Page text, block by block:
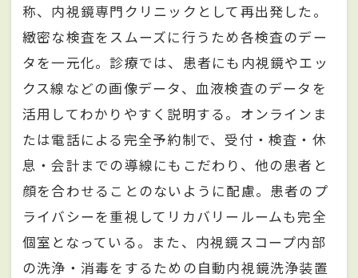
称、内視鏡専門クリニックとして再出発した。
緻密な検査をスムーズに行うため各検査のデー
タを一元化。診療では、患者にも内視鏡やエッ
クス線などの画像データ、血液検査のデータを
活用してわかりやすく説明する。オンラインま
たは電話による完全予約制で、受付・検査・休
息・会計までの導線にもこだわり、他の患者と
顔を合わせることのないように配慮。患者のプ
ライバシーを重視してリカバリールームも完全
個室となっている。また、内視鏡スコープ内部
の洗浄・消毒をするための自動内視鏡洗浄装置